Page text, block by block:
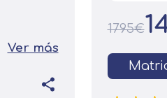
Ver más
1795€
relacionados con tus